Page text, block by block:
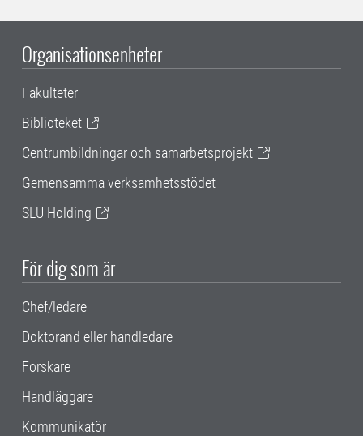
Organisationsenheter
Fakulteter
Biblioteket
Centrumbildningar och samarbetsprojekt
Gemensamma verksamhetsstödet
SLU Holding
För dig som är
Chef/ledare
Doktorand eller handledare
Forskare
Handläggare
Kommunikatör